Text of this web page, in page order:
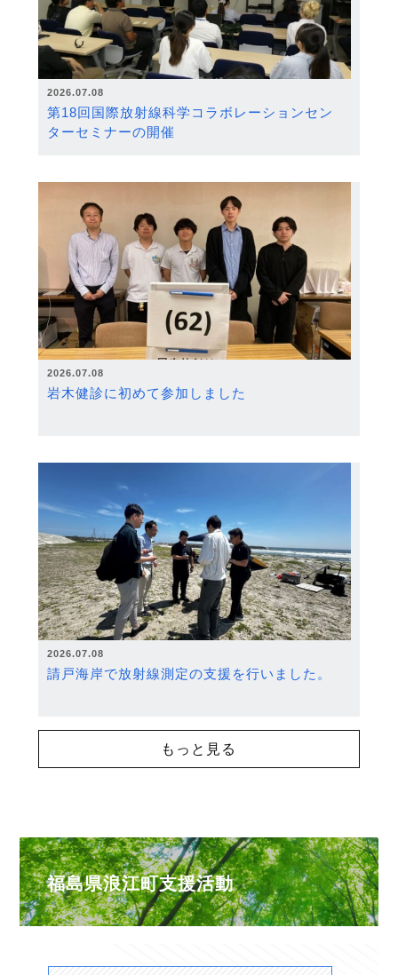
2026.07.08
第18回国際放射線科学コラボレーションセン
ターセミナーの開催
2026.07.08
岩木健診に初めて参加しました
2026.07.08
請戸海岸で放射線測定の支援を行いました。
もっと見る
福島県浪江町支援活動